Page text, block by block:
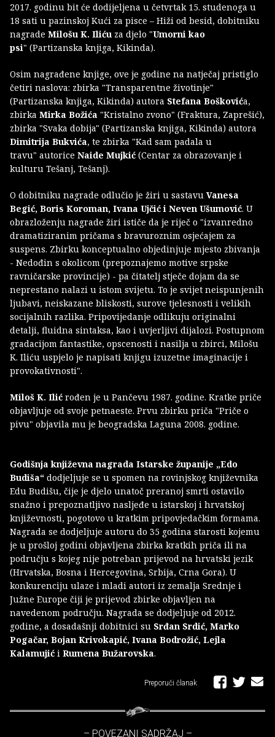
2017. godinu bit će dodijeljena u četvrtak 15. studenoga u
18 sati u pazinskoj Kući za pisce – Hiži od besid, dobitniku
nagrade Milošu K. Iliću za djelo "Umorni kao
psi" (Partizanska knjiga, Kikinda).
Osim nagrađene knjige, ove je godine na natječaj pristiglo
četiri naslova: zbirka "Transparentne životinje"
(Partizanska knjiga, Kikinda) autora Stefana Boškovića,
zbirka Mirka Božića "Kristalno zvono" (Fraktura, Zaprešić),
zbirka "Svaka dobija" (Partizanska knjiga, Kikinda) autora
Dimitrija Bukvića, te zbirka "Kad sam padala u
travu" autorice Naide Mujkić (Centar za obrazovanje i
kulturu Tešanj, Tešanj).
O dobitniku nagrade odlučio je žiri u sastavu Vanesa
Begić, Boris Koroman, Ivana Ujčić i Neven Ušumović. U
obrazloženju nagrade žiri ističe da je riječ o "izvanredno
dramatiziranim pričama s bravuroznim osjećajem za
suspens. Zbirku konceptualno objedinjuje mjesto zbivanja
- Nedođin s okolicom (prepoznajemo motive srpske
ravničarske provincije) - pa čitatelj stječe dojam da se
neprestano nalazi u istom svijetu. To je svijet neispunjenih
ljubavi, neiskazane bliskosti, surove tjelesnosti i velikih
socijalnih razlika. Pripovijedanje odlikuju originalni
detalji, fluidna sintaksa, kao i uvjerljivi dijalozi. Postupnom
gradacijom fantastike, opscenosti i nasilja u zbirci, Milošu
K. Iliću uspjelo je napisati knjigu izuzetne imaginacije i
provokativnosti".
Miloš K. Ilić rođen je u Pančevu 1987. godine. Kratke priče
objavljuje od svoje petnaeste. Prvu zbirku priča "Priče o
pivu" objavila mu je beogradska Laguna 2008. godine.
Godišnja književna nagrada Istarske županije „Edo
Budiša“ dodjeljuje se u spomen na rovinjskog književnika
Edu Budišu, čije je djelo unatoč preranoj smrti ostavilo
snažno i prepoznatljivo nasljeđe u istarskoj i hrvatskoj
književnosti, pogotovo u kratkim pripovjedačkim formama.
Nagrada se dodjeljuje autoru do 35 godina starosti kojemu
je u prošloj godini objavljena zbirka kratkih priča ili na
području s kojeg nije potreban prijevod na hrvatski jezik
(Hrvatska, Bosna i Hercegovina, Srbija, Crna Gora). U
konkurenciju ulaze i mladi autori iz zemalja Srednje i
Južne Europe čiji je prijevod zbirke objavljen na
navedenom području. Nagrada se dodjeljuje od 2012.
godine, a dosadašnji dobitnici su Srđan Srdić, Marko
Pogačar, Bojan Krivokapić, Ivana Bodrožić, Lejla
Kalamujić i Rumena Bužarovska.
Preporuči članak
– POVEZANI SADRŽAJ –